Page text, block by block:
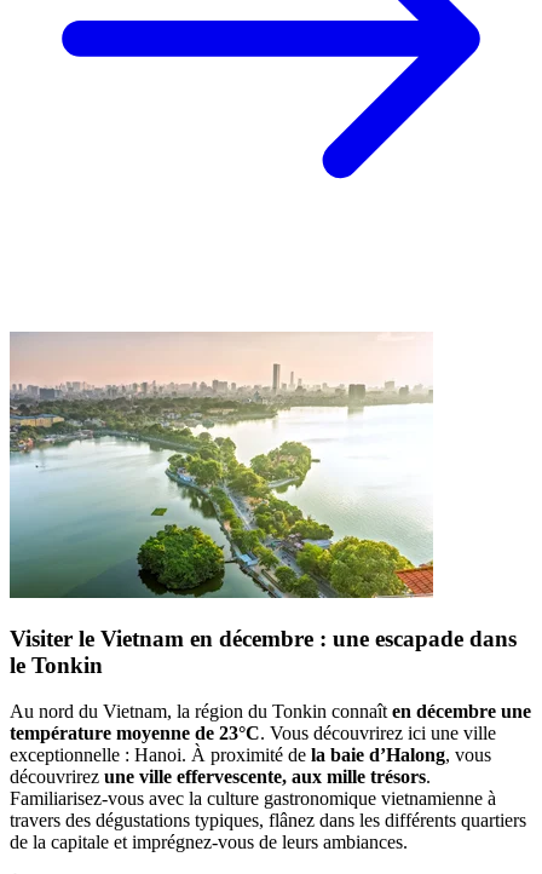
Visiter le Vietnam en décembre : une escapade dans
le Tonkin
Au nord du Vietnam, la région du Tonkin connaît en décembre une
température moyenne de 23°C. Vous découvrirez ici une ville
exceptionnelle : Hanoi. À proximité de la baie d’Halong, vous
découvrirez une ville effervescente, aux mille trésors.
Familiarisez-vous avec la culture gastronomique vietnamienne à
travers des dégustations typiques, flânez dans les différents quartiers
de la capitale et imprégnez-vous de leurs ambiances.